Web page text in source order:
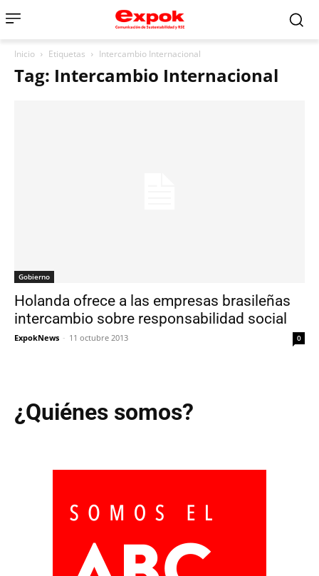
Inicio Etiquetas Intercambio Internacional
Tag: Intercambio Internacional
Gobierno
Holanda ofrece a las empresas brasileñas
intercambio sobre responsabilidad social
ExpokNews - 11 octubre 2013 0
¿Quiénes somos?